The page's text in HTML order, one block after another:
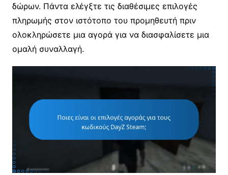
δώρων. Πάντα ελέγξτε τις διαθέσιμες επιλογές
πληρωμής στον ιστότοπο του προμηθευτή πριν
ολοκληρώσετε μια αγορά για να διασφαλίσετε μια
ομαλή συναλλαγή.